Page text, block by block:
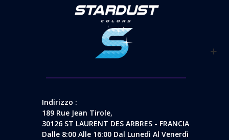
Indirizzo :
189 Rue Jean Tirole,
30126 ST LAURENT DES ARBRES - FRANCIA
Dalle 8:00 Alle 16:00 Dal Lunedì Al Venerdì